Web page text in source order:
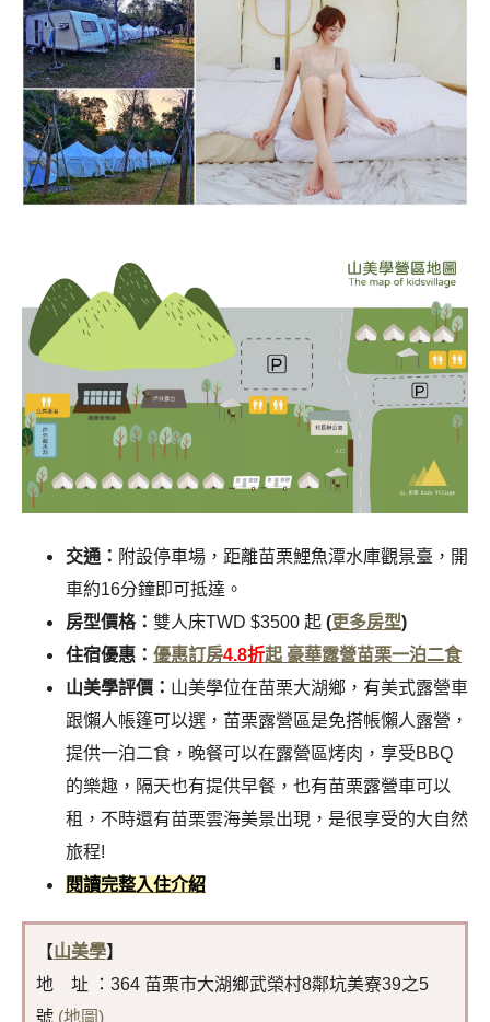
交通： 附設停車場，距離苗栗鯉魚潭水庫觀景臺 ， 開
車約16分鐘即可抵達。
房型價格： 雙人床TWD $3500 起 (更多房型)
住宿優惠： 優惠訂房4.8折起 豪華露營苗栗一泊二食
山美學評價： 山美學位在苗栗大湖鄉，有美式露營車
跟懶人帳篷可以選，苗栗露營區是免搭帳懶人露營，
提供一泊二食，晚餐可以在露營區烤肉，享受BBQ
的樂趣，隔天也有提供早餐，也有苗栗露營車可以
租，不時還有苗栗雲海美景出現，是很享受的大自然
旅程!
閱讀完整入住介紹
【山美學】
地 址 ：364 苗栗市大湖鄉武榮村8鄰坑美寮39之5
號 (地圖)